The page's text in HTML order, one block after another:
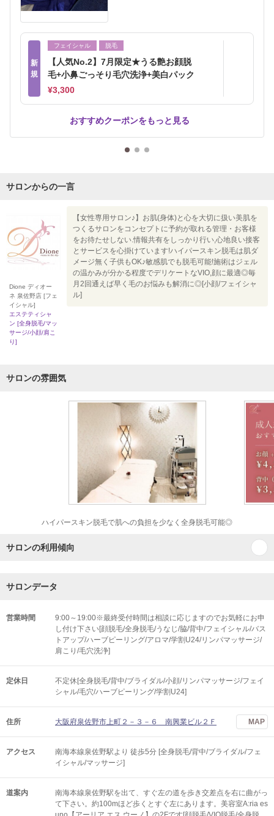
新
規
フェイシャル 脱毛
【人気No.2】7月限定★うる艶お顔脱
毛+小鼻ごっそり毛穴洗浄+美白パック
¥3,300
おすすめクーポンをもっと見る
サロンからの一言
Dione ディオー
ネ 泉佐野店 [フェ
イシャル]
エステティシャ
ン [全身脱毛/マッ
サージ/小顔/肩こ
り]
【女性専用サロン♪】お肌(身体)と心を大切に扱い美肌を
つくるサロンをコンセプトに予約が取れる管理・お客様
をお待たせしない.情報共有をしっかり行い,心地良い接客
とサービスを心掛けています!ハイパースキン脱毛は肌ダ
メージ無く子供もOK♪敏感肌でも脱毛可能!施術はジェル
の温かみが分かる程度でデリケートなVIO,顔に最適◎毎
月2回通えば早く毛のお悩みも解消に◎[小顔/フェイシャ
ル]
サロンの雰囲気
ハイパースキン脱毛で肌への負担を少なく全身脱毛可能◎
サロンの利用傾向
サロンデータ
営業時間
9:00～19:00※最終受付時間は相談に応じますのでお気軽にお申
し付け下さい[顔脱毛/全身脱毛/うなじ/脇/背中/フェイシャル/バス
トアップ/ハーブピーリング/アロマ/学割U24/リンパマッサージ/
肩こり/毛穴洗浄]
定休日
不定休[全身脱毛/背中/ブライダル/小顔/リンパマッサージ/フェイ
シャル/毛穴/ハーブピーリング/学割U24]
住所 大阪府泉佐野市上町２－３－６ 南興業ビル２Ｆ MAP
アクセス
南海本線泉佐野駅より 徒歩5分 [全身脱毛/背中/ブライダル/フェ
イシャル/マッサージ]
道案内
南海本線泉佐野駅を出て、すぐ左の道を歩き交差点を右に曲がっ
て下さい。約100mほど歩くとすぐ左にあります。美容室A:ria es